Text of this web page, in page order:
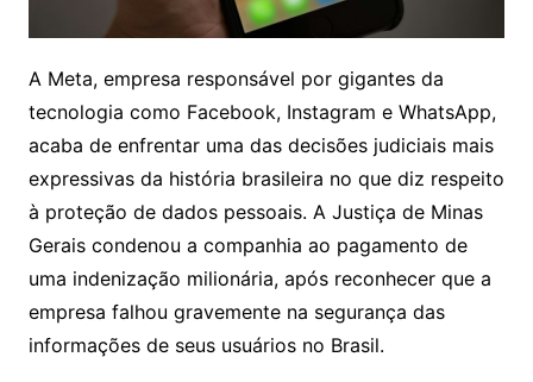
A Meta, empresa responsável por gigantes da
tecnologia como Facebook, Instagram e WhatsApp,
acaba de enfrentar uma das decisões judiciais mais
expressivas da história brasileira no que diz respeito
à proteção de dados pessoais. A Justiça de Minas
Gerais condenou a companhia ao pagamento de
uma indenização milionária, após reconhecer que a
empresa falhou gravemente na segurança das
informações de seus usuários no Brasil.